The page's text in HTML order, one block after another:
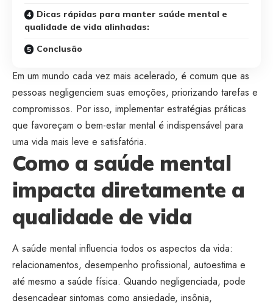
Dicas rápidas para manter saúde mental e
qualidade de vida alinhadas:
Conclusão
Em um mundo cada vez mais acelerado, é comum que as
pessoas negligenciem suas emoções, priorizando tarefas e
compromissos. Por isso, implementar estratégias práticas
que favoreçam o bem-estar mental é indispensável para
uma vida mais leve e satisfatória.
Como a saúde mental
impacta diretamente a
qualidade de vida
A saúde mental influencia todos os aspectos da vida:
relacionamentos, desempenho profissional, autoestima e
até mesmo a saúde física. Quando negligenciada, pode
desencadear sintomas como ansiedade, insônia,